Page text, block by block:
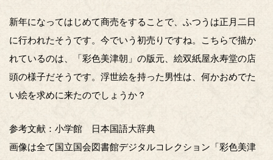
新年になってはじめて商売をすることで、ふつうは正月二日
に行われたそうです。今でいう初売りですね。こちらで描か
れているのは、「彩色美津朝」の版元、絵双紙屋永寿堂の店
頭の様子だそうです。浮世絵を持った男性は、何かおめでた
い絵を求めに来たのでしょうか？
参考文献：小学館 日本国語大辞典
画像は全て国立国会図書館デジタルコレクション「彩色美津